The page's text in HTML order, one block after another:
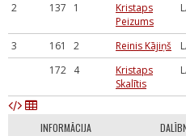
2 137 1
Kristaps
Peizums
3 161 2 Reinis Kājiņš
172 4
Kristaps
Skalītis
INFORMĀCIJA